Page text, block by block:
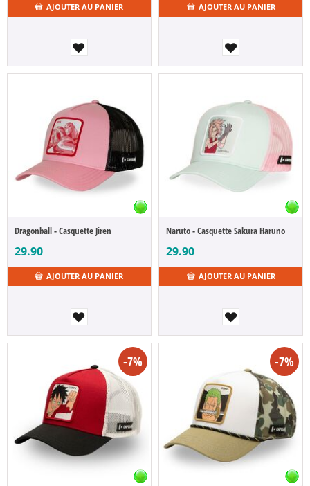
AJOUTER AU PANIER AJOUTER AU PANIER
Dragonball - Casquette Jiren
29.90
AJOUTER AU PANIER
Naruto - Casquette Sakura Haruno
29.90
AJOUTER AU PANIER
-7% -7%